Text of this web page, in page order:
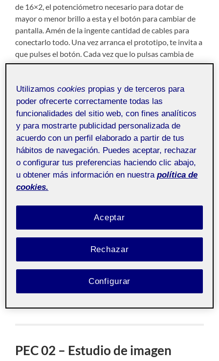
de 16×2, el potenciómetro necesario para dotar de
mayor o menor brillo a esta y el botón para cambiar de
pantalla. Amén de la ingente cantidad de cables para
conectarlo todo. Una vez arranca el prototipo, te invita a
que pulses el botón. Cada vez que lo pulsas cambia de
«pantalla», enviando la actual en modo Integer a
otra y la devuelva a través del puerto al Arduino y este la
muestre.
Espero que os guste mucho.
¡Un saludo a todos!
PEC 02 – Estudio de imagen
Utilizamoscookies propias y de terceros para
poder ofrecerte correctamente todas las
funcionalidades del sitio web, con fines analíticos
y para mostrarte publicidad personalizada de
acuerdo con un perfil elaborado a partir de tus
hábitos de navegación. Puedes aceptar, rechazar
o configurar tus preferencias haciendo clic abajo,
u obtener más información en nuestra política de
cookies.
Rechazar
Aceptar
Configurar